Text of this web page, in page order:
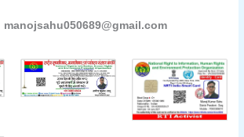
manojsahu050689@gmail.com